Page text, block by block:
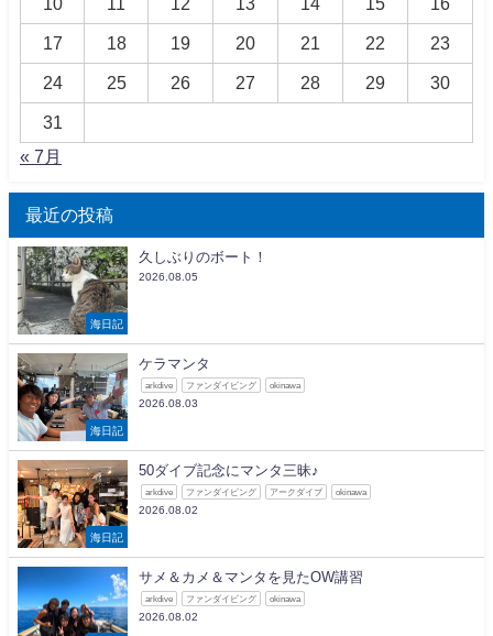
17 18 19 20 21 22 23
24 25 26 27 28 29 30
31
« 7月
最近の投稿
海日記
久しぶりのボート！
2026.08.05
海日記
ケラマンタ
arkdive ファンダイビング okinawa
2026.08.03
海日記
50ダイブ記念にマンタ三昧♪
arkdive ファンダイビング アークダイブ okinawa
2026.08.02
サメ＆カメ＆マンタを見たOW講習
arkdive ファンダイビング okinawa
2026.08.02